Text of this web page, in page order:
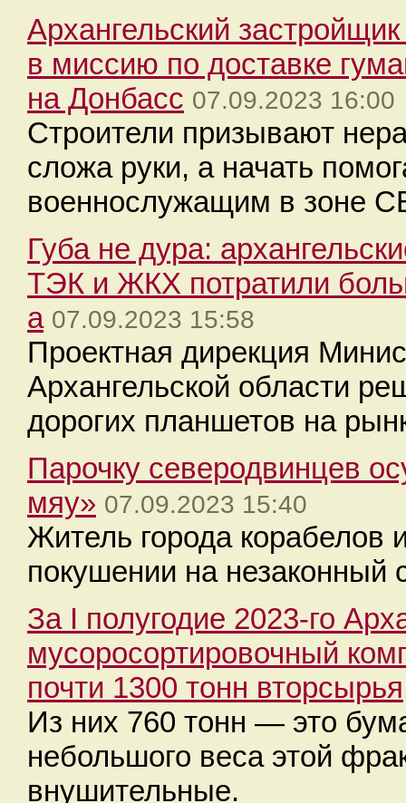
Архангельский
в миссию по доставке
на Донбасс 07.09.2023 16:00
Строители призывают
сложа руки, а начать
военнослужащим в зоне
Губа не дура:
ТЭК и ЖКХ потратили
а 07.09.2023 15:58
Проектная дирекция
Архангельской области
дорогих планшетов на
Парочку северодвинцев
мяу» 07.09.2023 15:40
Житель города корабелов
покушении на
За I полугодие 2023-го
мусоросортировочный
почти 1300 тонн вторсырья
Из них 760 тонн — это
небольшого веса этой
внушительные.